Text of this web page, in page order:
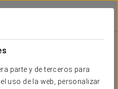
parte y de terceros para
uso de la web, personalizar
que necesitas